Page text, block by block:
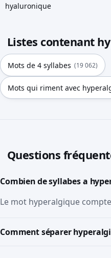
hyaluronique
Listes contenant
Mots de 4 syllabes (19 062)
Mots qui riment avec
Questions
Combien de syllabes a
Le mot hyperalgique
Comment séparer